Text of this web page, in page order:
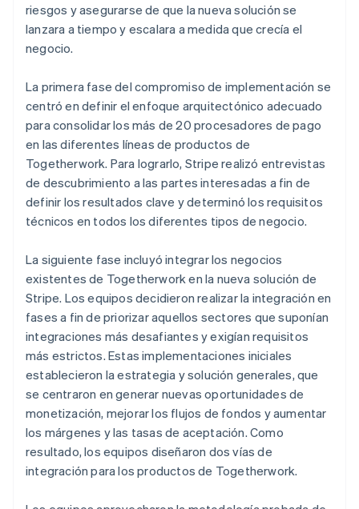
riesgos y asegurarse de que la nueva solución se
lanzara a tiempo y escalara a medida que crecía el
negocio.
La primera fase del compromiso de implementación se
centró en definir el enfoque arquitectónico adecuado
para consolidar los más de 20 procesadores de pago
en las diferentes líneas de productos de
Togetherwork. Para lograrlo, Stripe realizó entrevistas
de descubrimiento a las partes interesadas a fin de
definir los resultados clave y determinó los requisitos
técnicos en todos los diferentes tipos de negocio.
La siguiente fase incluyó integrar los negocios
existentes de Togetherwork en la nueva solución de
Stripe. Los equipos decidieron realizar la integración en
fases a fin de priorizar aquellos sectores que suponían
integraciones más desafiantes y exigían requisitos
más estrictos. Estas implementaciones iniciales
establecieron la estrategia y solución generales, que
se centraron en generar nuevas oportunidades de
monetización, mejorar los flujos de fondos y aumentar
los márgenes y las tasas de aceptación. Como
resultado, los equipos diseñaron dos vías de
integración para los productos de Togetherwork.